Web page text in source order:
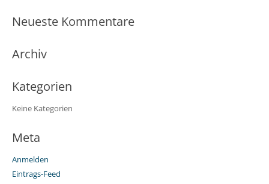
Neueste Kommentare
Archiv
Kategorien
Keine Kategorien
Meta
Anmelden
Eintrags-Feed